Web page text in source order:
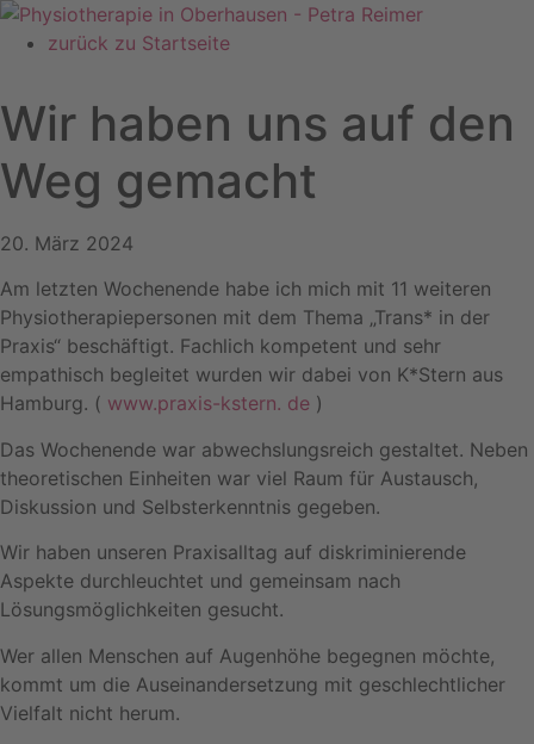
Zum
Inhalt zurück zu Startseite
Wir haben uns auf den
Weg gemacht
20. März 2024
Am letzten Wochenende habe ich mich mit 11 weiteren
Physiotherapiepersonen mit dem Thema „Trans* in der
Praxis“ beschäftigt. Fachlich kompetent und sehr
empathisch begleitet wurden wir dabei von K*Stern aus
Hamburg. ( www.praxis-kstern. de )
Das Wochenende war abwechslungsreich gestaltet. Neben
theoretischen Einheiten war viel Raum für Austausch,
Diskussion und Selbsterkenntnis gegeben.
Wir haben unseren Praxisalltag auf diskriminierende
Aspekte durchleuchtet und gemeinsam nach
Lösungsmöglichkeiten gesucht.
Wer allen Menschen auf Augenhöhe begegnen möchte,
kommt um die Auseinandersetzung mit geschlechtlicher
Vielfalt nicht herum.